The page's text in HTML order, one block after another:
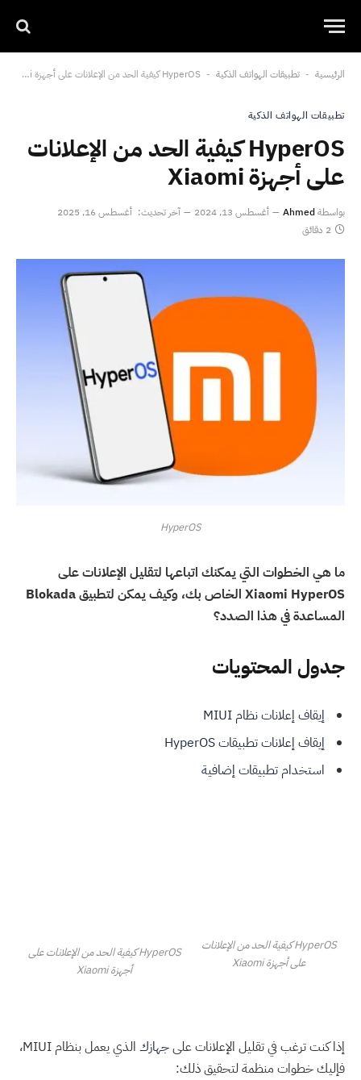
الرئيسية - تطبيقات الهواتف الذكية - HyperOS كيفية الحد من الإعلانات على أجهزة Xiaomi
تطبيقات الهواتف الذكية
HyperOS كيفية الحد من الإعلانات
على أجهزة Xiaomi
بواسطةAhmed أغسطس 13, 2024 آخر تحديث: أغسطس 16, 2025
2 دقائق
HyperOS
ما هي الخطوات التي يمكنك اتباعها لتقليل الإعلانات على
Xiaomi HyperOS الخاص بك، وكيف يمكن لتطبيق Blokada
المساعدة في هذا الصدد؟
جدول المحتويات
إيقاف إعلانات نظام MIUI
إيقاف إعلانات تطبيقات HyperOS
استخدام تطبيقات إضافية
HyperOS كيفية الحد من الإعلانات
على أجهزة Xiaomi
HyperOS كيفية الحد من الإعلانات على
أجهزة Xiaomi
إذا كنت ترغب في تقليل الإعلانات علىجهازك
الذي يعمل بنظام MIUI،
فإليك خطوات منظمة لتحقيق ذلك: